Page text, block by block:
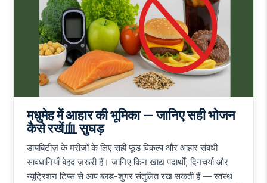
मधुमेह में आहार की भूमिका — जानिए सही भोजन
कैसे रखें血 सुघड़
डायबिटीज़ के मरीजों के लिए सही फूड विकल्प और आहार संबंधी
सावधानियाँ बेहद ज़रूरी हैं। जानिए किन खाद्य पदार्थों, दिनचर्या और
न्यूट्रिशन टिप्स से आप ब्लड-शुगर संतुलित रख सकती हैं — स्वस्थ